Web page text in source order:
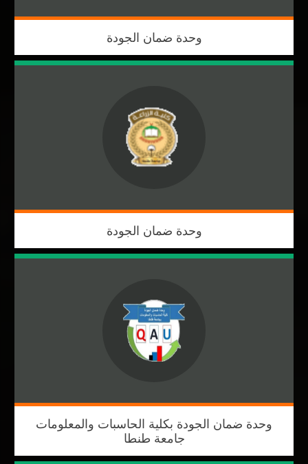
وحدة ضمان الجودة
وحدة ضمان الجودة
وحدة ضمان الجودة بكلية الحاسبات والمعلومات
جامعة طنطا